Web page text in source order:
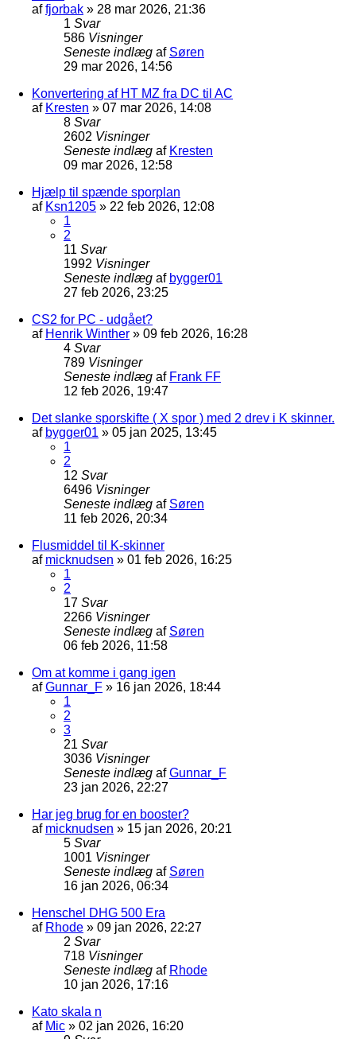
affjorbak » 28 mar 2026, 21:36
1 Svar
586 Visninger
Seneste indlæg af Søren
29 mar 2026, 14:56
Konvertering af HT MZ fra DC til AC
af Kresten » 07 mar 2026, 14:08
8 Svar
2602 Visninger
Seneste indlæg af Kresten
09 mar 2026, 12:58
Hjælp til spænde sporplan
af Ksn1205 » 22 feb 2026, 12:08
1
2
11 Svar
1992 Visninger
Seneste indlæg af bygger01
27 feb 2026, 23:25
CS2 for PC - udgået?
af Henrik Winther » 09 feb 2026, 16:28
4 Svar
789 Visninger
Seneste indlæg af Frank FF
12 feb 2026, 19:47
Det slanke sporskifte ( X spor ) med 2 drev i K skinner.
af bygger01 » 05 jan 2025, 13:45
1
2
12 Svar
6496 Visninger
Seneste indlæg af Søren
11 feb 2026, 20:34
Flusmiddel til K-skinner
af micknudsen » 01 feb 2026, 16:25
1
2
17 Svar
2266 Visninger
Seneste indlæg af Søren
06 feb 2026, 11:58
Om at komme i gang igen
afGunnar_F » 16 jan 2026, 18:44
1
2
3
21 Svar
3036 Visninger
Seneste indlæg afGunnar_F
23 jan 2026, 22:27
Har jeg brug for en booster?
af micknudsen » 15 jan 2026, 20:21
5 Svar
1001 Visninger
Seneste indlæg af Søren
16 jan 2026, 06:34
Henschel DHG 500 Era
af Rhode » 09 jan 2026, 22:27
2 Svar
718 Visninger
Seneste indlæg af Rhode
10 jan 2026, 17:16
Kato skala n
af Mic » 02 jan 2026, 16:20